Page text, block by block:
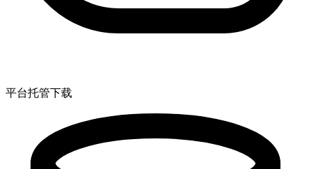
平台托管下载